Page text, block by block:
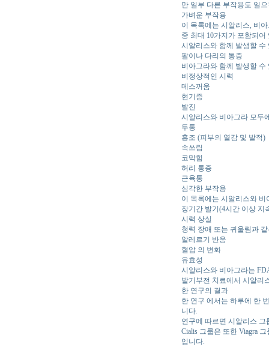
만 일부 다른 부작용도 일
가벼운 부작용
이 목록에는 시알리스, 비
중 최대 10가지가 포함되어
시알리스와 함께 발생할 수
팔이나 다리의 통증
비아그라와 함께 발생할 수
비정상적인 시력
메스꺼움
현기증
발진
시알리스와 비아그라 모두
두통
홍조 (피부의 열감 및 발적)
속쓰림
코막힘
허리 통증
근육통
심각한 부작용
이 목록에는 시알리스와
장기간 발기(4시간 이상 지
시력 상실
청력 장애 또는 귀울림과
알레르기 반응
혈압 의 변화
유효성
시알리스와 비아그라는
발기부전 치료에서 시알리
한 연구의 결과
한 연구 에서는 하루에 한
니다.
연구에 따르면 시알리스
Cialis 그룹은 또한 Viagra
입니다.